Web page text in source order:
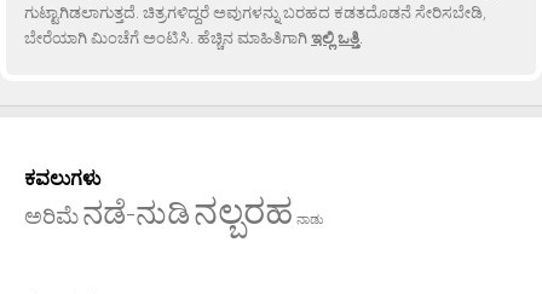
ಗುಟ್ಟಾಗಿಡಲಾಗುತ್ತದೆ. ಚಿತ್ರಗಳಿದ್ದರೆ ಅವುಗಳನ್ನು ಬರಹದ ಕಡತದೊಡನೆ ಸೇರಿಸಬೇಡಿ,
ಬೇರೆಯಾಗಿ ಮಿಂಚೆಗೆ ಅಂಟಿಸಿ. ಹೆಚ್ಚಿನ ಮಾಹಿತಿಗಾಗಿಇಲ್ಲಿ ಒತ್ತಿ.
ಕವಲುಗಳು
ಅರಿಮೆನಡೆ-ನುಡಿನಲ್ಬರಹ ನಾಡು